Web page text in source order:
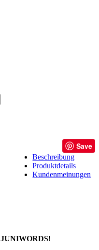
Save
Beschreibung
Produktdetails
Kundenmeinungen
JUNIWORDS!